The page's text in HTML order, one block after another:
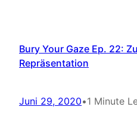
Bury Your Gaze Ep. 22:
Repräsentation
Juni 29, 2020•1 Minute